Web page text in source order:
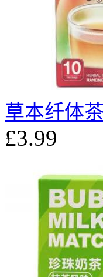
草本纤体
£3.99